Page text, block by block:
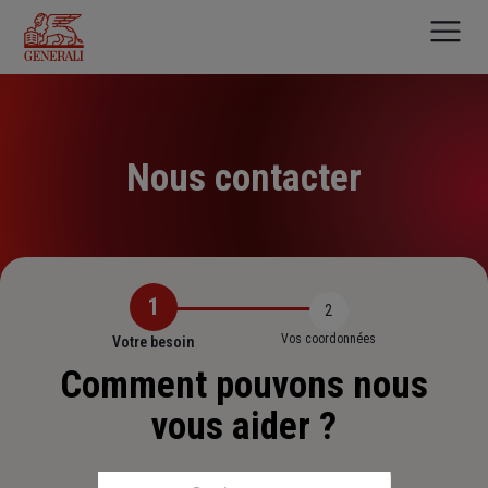
contenu
principal
Nous contacter
1
Votre besoin
2
Vos coordonnées
Comment pouvons nous
vous aider ?